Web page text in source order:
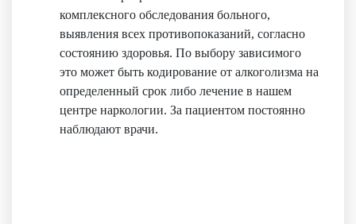
комплексного обследования больного,
выявления всех противопоказаний, согласно
состоянию здоровья. По выбору зависимого
это может быть кодирование от алкоголизма на
определенный срок либо лечение в нашем
центре наркологии. За пациентом постоянно
наблюдают врачи.